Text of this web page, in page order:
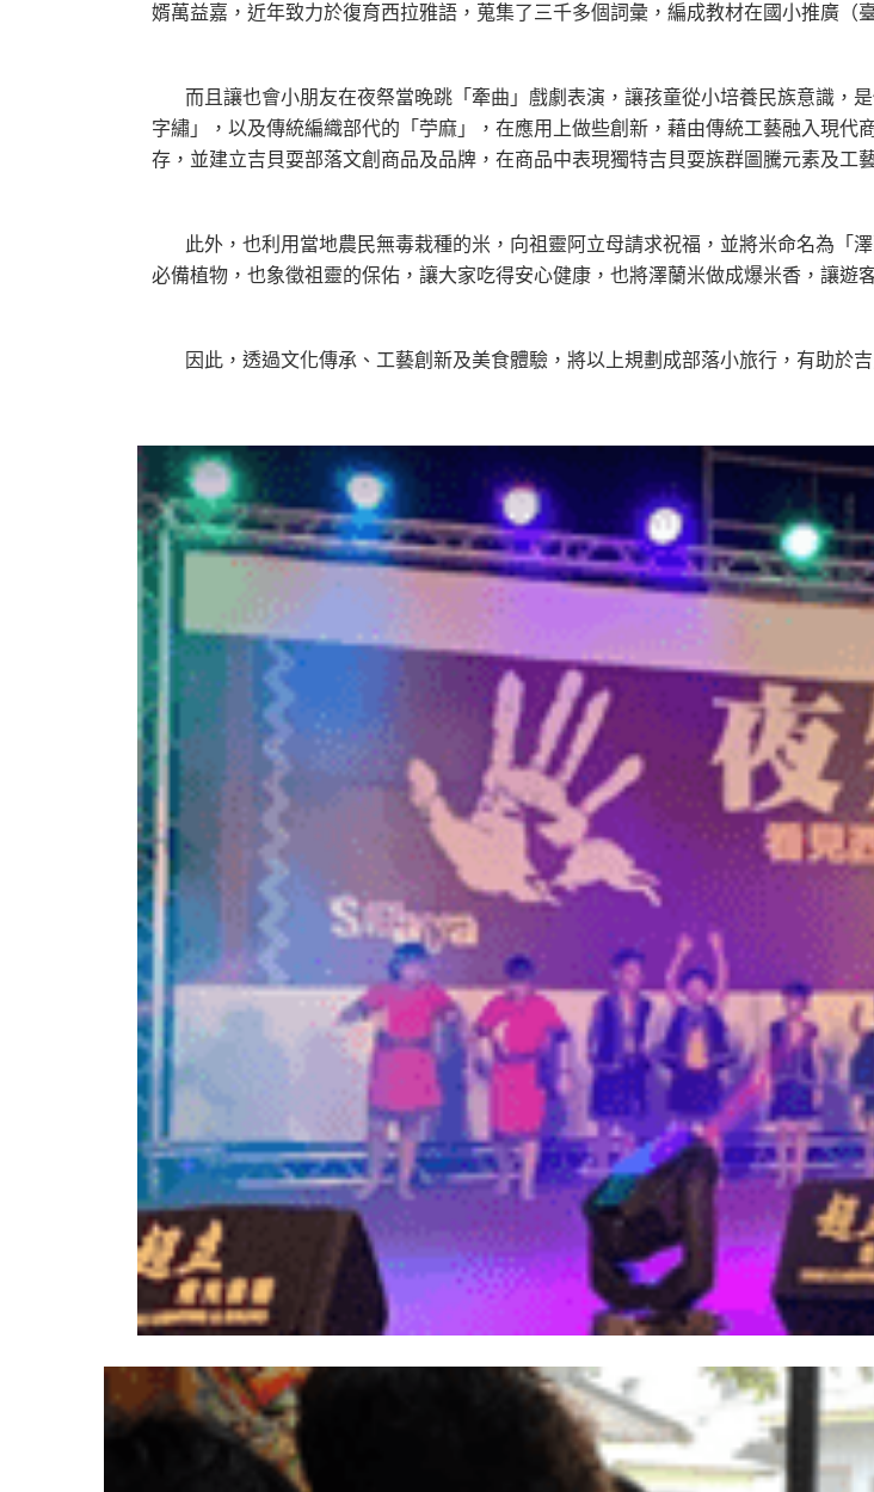
婿萬益嘉，近年致力於復育西拉雅語，蒐集了三千多個詞彙，編成教材在國小推廣（
而且讓也會小朋友在夜祭當晚跳「牽曲」戲劇表演，讓孩童從小培養民族意識，
字繡」，以及傳統編織部代的「苧麻」，在應用上做些創新，藉由傳統工藝融入現
存，並建立吉貝耍部落文創商品及品牌，在商品中表現獨特吉貝耍族群圖騰元素及工
此外，也利用當地農民無毒栽種的米，向祖靈阿立母請求祝福，並將米命名為「
必備植物，也象徵祖靈的保佑，讓大家吃得安心健康，也將澤蘭米做成爆米香，讓遊
因此，透過文化傳承、工藝創新及美食體驗，將以上規劃成部落小旅行，有助於